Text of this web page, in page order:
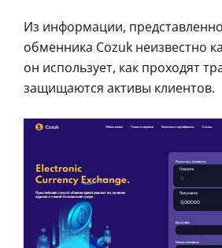
Из информации,
обменника Cozuk неизвестно
он использует, как проходят
защищаются активы клиентов.